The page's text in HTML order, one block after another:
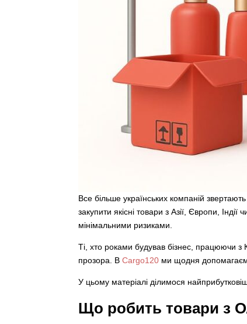
Все більше українських компаній
закупити якісні товари з Азії, Європи,
мінімальними ризиками.
Ті, хто роками будував бізнес, працюючи
прозора. ВCargo120 ми щодня
У цьому матеріалі ділимося
Що робить товари з